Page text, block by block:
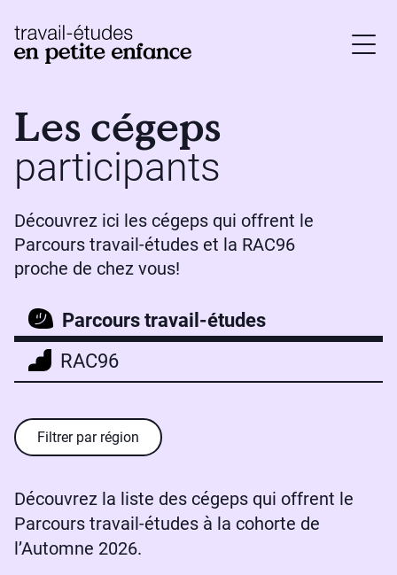
base.logo
Les cégeps
participants
Découvrez ici les cégeps qui offrent le
Parcours travail-études et la RAC96
proche de chez vous!
Parcours travail-études
RAC96
Filtrer par région
Découvrez la liste des cégeps qui offrent le
Parcours travail-études à la cohorte de
l’Automne 2026.